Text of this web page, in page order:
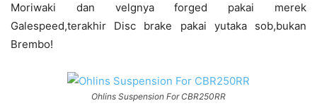
Moriwaki dan velgnya forged pakai merek
Galespeed,terakhir Disc brake pakai yutaka sob,bukan
Brembo!
Ohlins Suspension For CBR250RR